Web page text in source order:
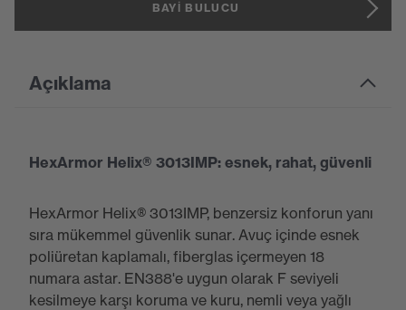
BAYI BULUCU
Açıklama
HexArmor Helix® 3013IMP: esnek, rahat, güvenli
HexArmor Helix® 3013IMP, benzersiz konforun yanı
sıra mükemmel güvenlik sunar. Avuç içinde esnek
poliüretan kaplamalı, fiberglas içermeyen 18
numara astar. EN388'e uygun olarak F seviyeli
kesilmeye karşı koruma ve kuru, nemli veya yağlı